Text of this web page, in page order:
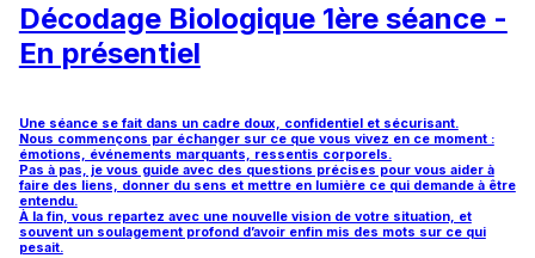
Décodage Biologique 1ère séance -
En présentiel
Une séance se fait dans un cadre doux, confidentiel et sécurisant.
Nous commençons par échanger sur ce que vous vivez en ce moment :
émotions, événements marquants, ressentis corporels.
Pas à pas, je vous guide avec des questions précises pour vous aider à
faire des liens, donner du sens et mettre en lumière ce qui demande à être
entendu.
À la fin, vous repartez avec une nouvelle vision de votre situation, et
souvent un soulagement profond d’avoir enfin mis des mots sur ce qui
pesait.